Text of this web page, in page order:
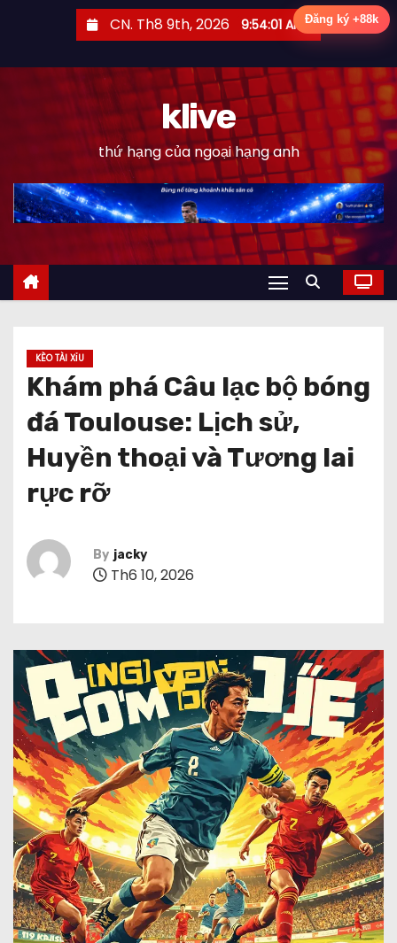
CN. Th8 9th, 2026 9:54:03 AM
klive
thứ hạng của ngoại hạng anh
KÈO TÀI XỈU
Khám phá Câu lạc bộ bóng
đá Toulouse: Lịch sử,
Huyền thoại và Tương lai
rực rỡ
By jacky
Th6 10, 2026
Đăng ký +88k